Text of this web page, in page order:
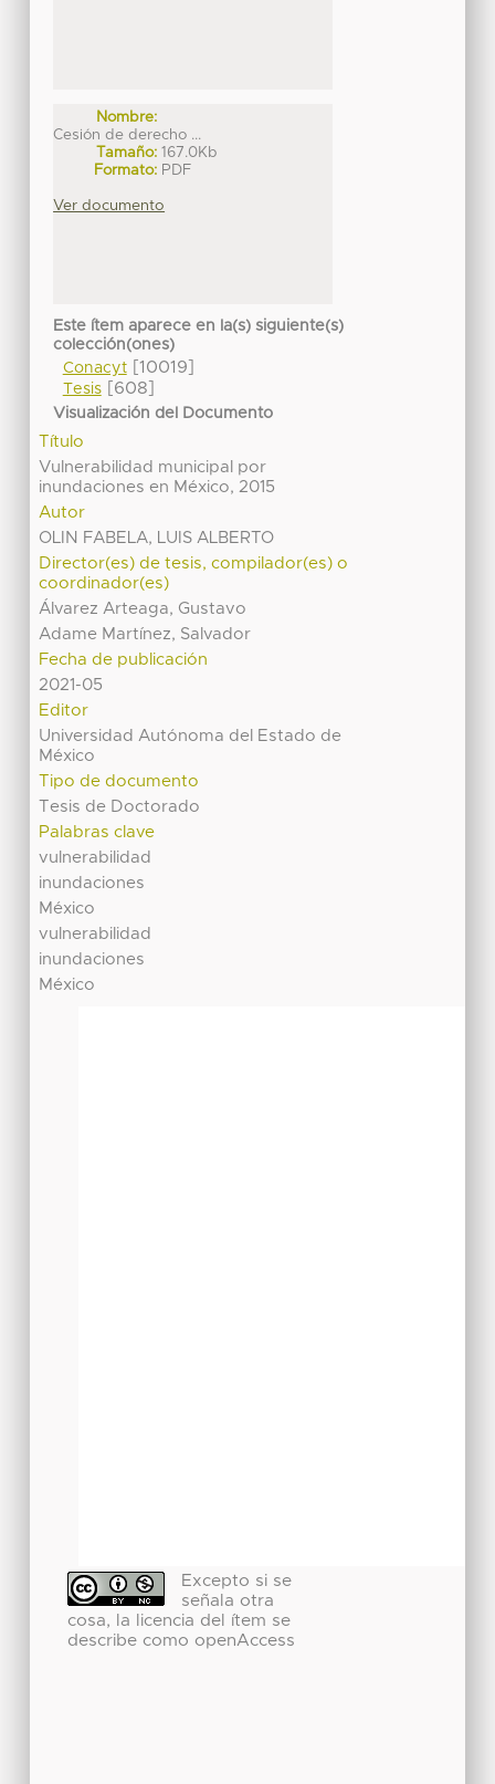
Nombre:
Cesión de derecho ...
Tamaño: 167.0Kb
Formato: PDF
Ver documento
Este ítem aparece en la(s) siguiente(s)
colección(ones)
Conacyt[10019]
Tesis[608]
Visualización del Documento
Título
Vulnerabilidad municipal por
inundaciones en México, 2015
Autor
OLIN FABELA, LUIS ALBERTO
Director(es) de tesis, compilador(es) o
coordinador(es)
Álvarez Arteaga, Gustavo
Adame Martínez, Salvador
Fecha de publicación
2021-05
Editor
Universidad Autónoma del Estado de
México
Tipo de documento
Tesis de Doctorado
Palabras clave
vulnerabilidad
inundaciones
México
vulnerabilidad
inundaciones
México
Excepto si se
señala otra
cosa, la licencia del ítem se
describe como openAccess